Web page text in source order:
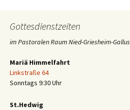
Gottesdienstzeiten
im Pastoralen Raum Nied-Griesheim-Gallus
Mariä Himmelfahrt
Linkstraße 64
Sonntags 9:30 Uhr
St.Hedwig